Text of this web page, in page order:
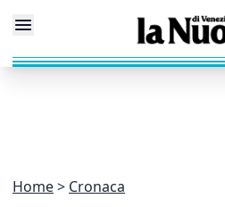
Home Cronaca